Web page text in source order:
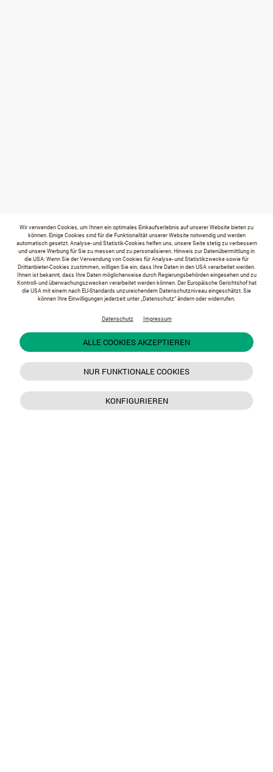
Wir verwenden Cookies, um Ihnen ein optimales Einkaufserlebnis auf unserer Website bieten zu
können. Einige Cookies sind für die Funktionalität unserer Website notwendig und werden
automatisch gesetzt. Analyse- und Statistik-Cookies helfen uns, unsere Seite stetig zu verbessern
und unsere Werbung für Sie zu messen und zu personalisieren. Hinweis zur Datenübermittlung in
die USA: Wenn Sie der Verwendung von Cookies für Analyse- und Statistikzwecke sowie für
Drittanbieter-Cookies zustimmen, willigen Sie ein, dass Ihre Daten in den USA verarbeitet werden.
Ihnen ist bekannt, dass Ihre Daten möglicherweise durch Regierungsbehörden eingesehen und zu
Kontroll- und überwachungszwecken verarbeitet werden können. Der Europäische Gerichtshof hat
die USA mit einem nach EU-Standards unzureichendem Datenschutzniveau eingeschätzt. Sie
können Ihre Einwilligungen jederzeit unter „Datenschutz“ ändern oder widerrufen.
Datenschutz Impressum
ALLE COOKIES AKZEPTIEREN
NUR FUNKTIONALE COOKIES
KONFIGURIEREN